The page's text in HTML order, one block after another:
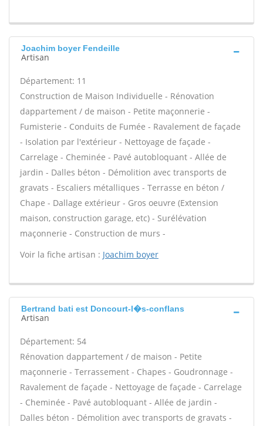
Joachim boyer Fendeille
Artisan
Département: 11
Construction de Maison Individuelle - Rénovation
dappartement / de maison - Petite maçonnerie -
Fumisterie - Conduits de Fumée - Ravalement de façade
- Isolation par l'extérieur - Nettoyage de façade -
Carrelage - Cheminée - Pavé autobloquant - Allée de
jardin - Dalles béton - Démolition avec transports de
gravats - Escaliers métalliques - Terrasse en béton /
Chape - Dallage extérieur - Gros oeuvre (Extension
maison, construction garage, etc) - Surélévation
maçonnerie - Construction de murs -
Voir la fiche artisan : Joachim boyer
Bertrand bati est Doncourt-l�s-conflans
Artisan
Département: 54
Rénovation dappartement / de maison - Petite
maçonnerie - Terrassement - Chapes - Goudronnage -
Ravalement de façade - Nettoyage de façade - Carrelage
- Cheminée - Pavé autobloquant - Allée de jardin -
Dalles béton - Démolition avec transports de gravats -